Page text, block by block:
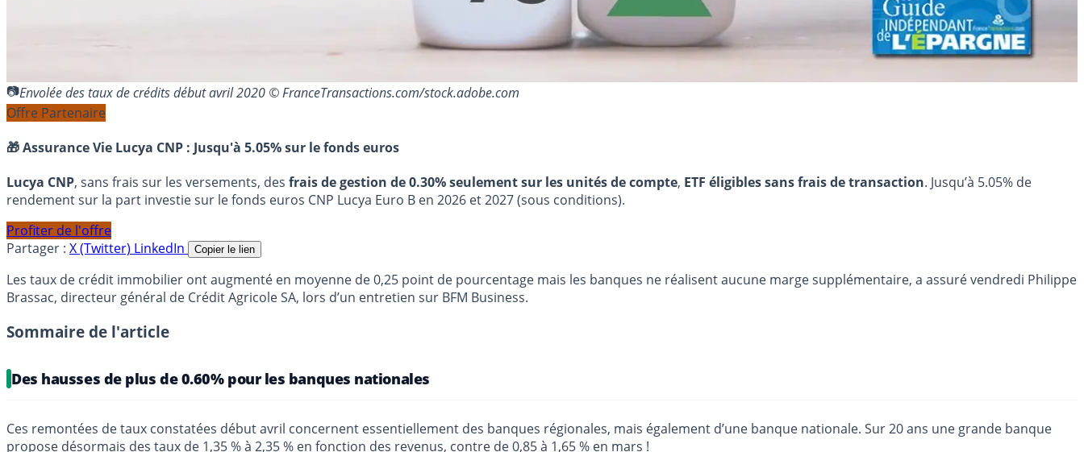
Envolée des taux de crédits début avril 2020 © FranceTransactions.com/stock.adobe.com
Offre Partenaire
🎁 Assurance Vie Lucya CNP : Jusqu'à 5.05% sur le fonds euros
Lucya CNP, sans frais sur les versements, des frais de gestion de 0.30% seulement sur les unités de compte, ETF éligibles sans frais de transaction. Jusqu’à 5.05% de
rendement sur la part investie sur le fonds euros CNP Lucya Euro B en 2026 et 2027 (sous conditions).
Profiter de l'offre
Partager : X (Twitter) LinkedIn Copier le lien
Les taux de crédit immobilier ont augmenté en moyenne de 0,25 point de pourcentage mais les banques ne réalisent aucune marge supplémentaire, a assuré vendredi Philippe
Brassac, directeur général de Crédit Agricole SA, lors d’un entretien sur BFM Business.
Sommaire de l'article
Des hausses de plus de 0.60% pour les banques nationales
Ces remontées de taux constatées début avril concernent essentiellement des banques régionales, mais également d’une banque nationale. Sur 20 ans une grande banque
propose désormais des taux de 1,35 % à 2,35 % en fonction des revenus, contre de 0,85 à 1,65 % en mars !